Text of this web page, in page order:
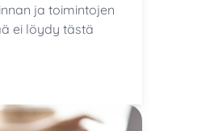
ja toimintojen
ei löydy tästä